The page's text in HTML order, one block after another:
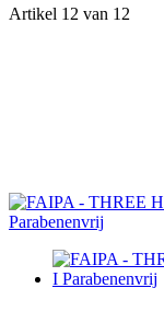
Artikel 12 van 12